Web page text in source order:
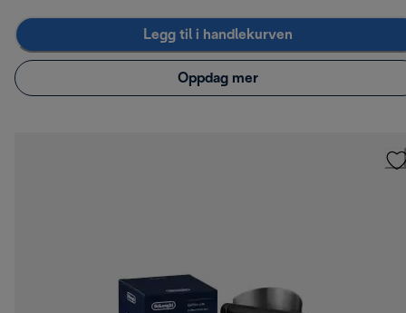
Legg til i handlekurven
Oppdag mer